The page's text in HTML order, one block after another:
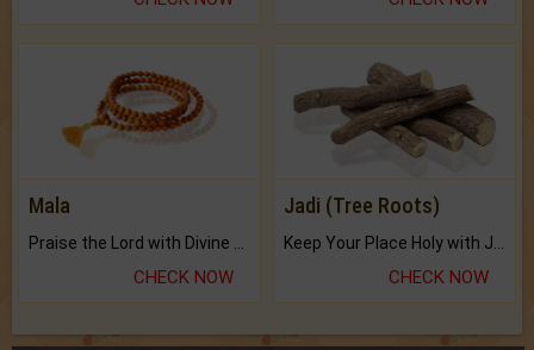
Mala
Praise the Lord with Divine Energies of Mala.
CHECK NOW
Jadi (Tree Roots)
Keep Your Place Holy with Jadi.
CHECK NOW